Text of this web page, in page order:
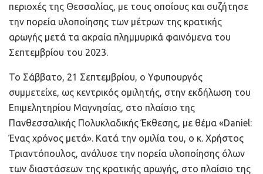
περιοχές της Θεσσαλίας, με τους οποίους και συζήτησε
την πορεία υλοποίησης των μέτρων της κρατικής
αρωγής μετά τα ακραία πλημμυρικά φαινόμενα του
Σεπτεμβρίου του 2023.
Το Σάββατο, 21 Σεπτεμβρίου, ο Υφυπουργός
συμμετείχε, ως κεντρικός ομιλητής, στην εκδήλωση του
Επιμελητηρίου Μαγνησίας, στο πλαίσιο της
Πανθεσσαλικής Πολυκλαδικής Έκθεσης, με θέμα «Daniel:
Ένας χρόνος μετά». Κατά την ομιλία του, ο κ. Χρήστος
Τριαντόπουλος, ανάλυσε την πορεία υλοποίησης όλων
των διαστάσεων της κρατικής αρωγής, στο πλαίσιο της